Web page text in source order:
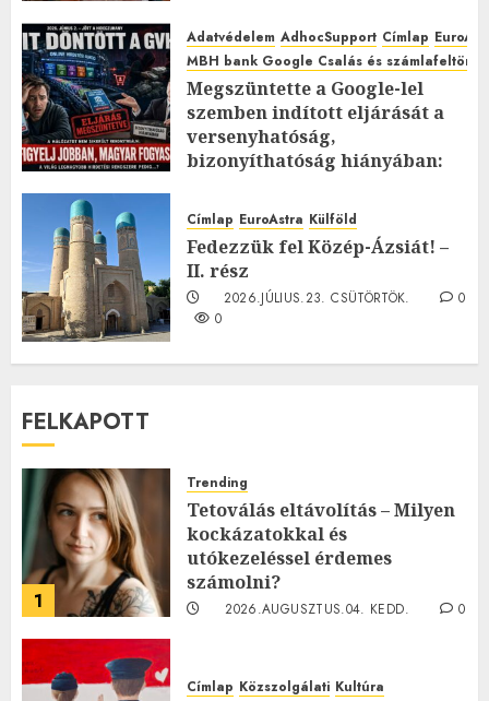
Adatvédelem AdhocSupport Címlap
MBH bank Google Csalás és
Megszüntette a Google-lel
szemben indított eljárását a
versenyhatóság,
bizonyíthatóság hiányában:
2026.JÚLIUS.23. CSÜTÖRTÖK.
0
Címlap EuroAstra Külföld
Fedezzük fel Közép-Ázsiát! –
II. rész
2026.JÚLIUS.23. CSÜTÖRTÖK.
0
0
FELKAPOTT
1
Trending
Tetoválás eltávolítás – Milyen
kockázatokkal és
utókezeléssel érdemes
számolni?
2026.AUGUSZTUS.04. KEDD.
0
Címlap Közszolgálati Kultúra